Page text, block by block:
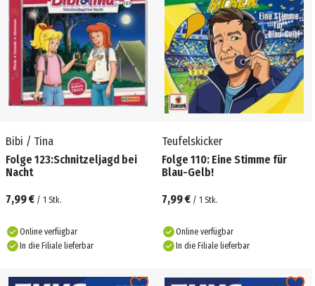
Bibi / Tina
Folge 123:Schnitzeljagd bei
Nacht
7,99 € / 1 Stk.
Online verfügbar
In die Filiale lieferbar
Teufelskicker
Folge 110: Eine Stimme für
Blau-Gelb!
7,99 € / 1 Stk.
Online verfügbar
In die Filiale lieferbar